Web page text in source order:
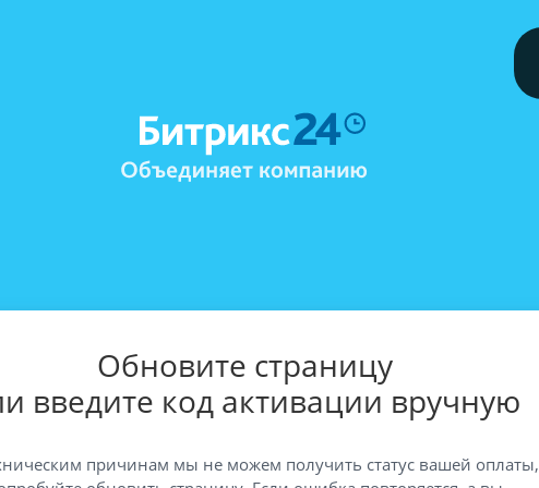
Обновите страницу
введите код активации вручную
причинам мы не можем получить статус вашей оплаты,